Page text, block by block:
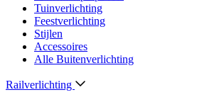
Tuinverlichting
Feestverlichting
Stijlen
Accessoires
Alle Buitenverlichting
Railverlichting